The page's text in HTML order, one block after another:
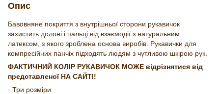
Опис
Бавовняне покриття з внутрішньої сторони рукавичок
захистить долоні і пальці від взаємодії з натуральним
латексом, з якого зроблена основа виробів. Рукавички для
компресійних панчіх підходять людям з чутливою шкірою рук.
ФАКТИЧНИЙ КОЛІР РУКАВИЧОК МОЖЕ відрізнятися від
представленої НА САЙТІ!
· Три розміри